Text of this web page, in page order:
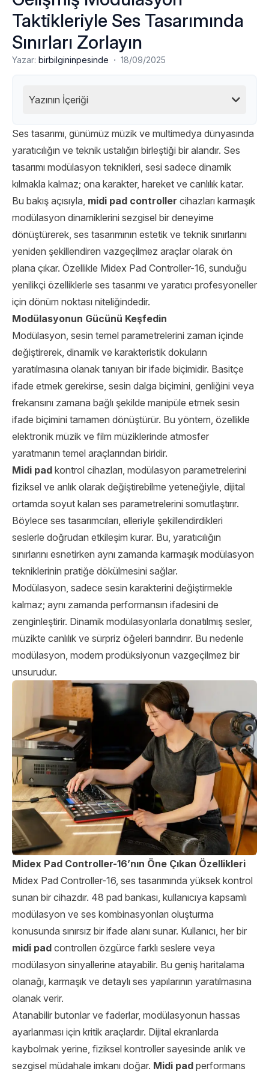
Taktikleriyle Ses Tasarımında
Sınırları Zorlayın
Yazar: birbilgininpesinde · 18/09/2025
Yazının İçeriği
Ses tasarımı, günümüz müzik ve multimedya dünyasında
yaratıcılığın ve teknik ustalığın birleştiği bir alandır. Ses
tasarımı modülasyon teknikleri, sesi sadece dinamik
kılmakla kalmaz; ona karakter, hareket ve canlılık katar.
Bu bakış açısıyla, midi pad controller cihazları karmaşık
modülasyon dinamiklerini sezgisel bir deneyime
dönüştürerek, ses tasarımının estetik ve teknik sınırlarını
yeniden şekillendiren vazgeçilmez araçlar olarak ön
plana çıkar. Özellikle Midex Pad Controller-16, sunduğu
yenilikçi özelliklerle ses tasarımı ve yaratıcı profesyoneller
için dönüm noktası niteliğindedir.
Modülasyonun Gücünü Keşfedin
Modülasyon, sesin temel parametrelerini zaman içinde
değiştirerek, dinamik ve karakteristik dokuların
yaratılmasına olanak tanıyan bir ifade biçimidir. Basitçe
ifade etmek gerekirse, sesin dalga biçimini, genliğini veya
frekansını zamana bağlı şekilde manipüle etmek sesin
ifade biçimini tamamen dönüştürür. Bu yöntem, özellikle
elektronik müzik ve film müziklerinde atmosfer
yaratmanın temel araçlarından biridir.
Midi pad kontrol cihazları, modülasyon parametrelerini
fiziksel ve anlık olarak değiştirebilme yeteneğiyle, dijital
ortamda soyut kalan ses parametrelerini somutlaştırır.
Böylece ses tasarımcıları, elleriyle şekillendirdikleri
seslerle doğrudan etkileşim kurar. Bu, yaratıcılığın
sınırlarını esnetirken aynı zamanda karmaşık modülasyon
tekniklerinin pratiğe dökülmesini sağlar.
Modülasyon, sadece sesin karakterini değiştirmekle
kalmaz; aynı zamanda performansın ifadesini de
zenginleştirir. Dinamik modülasyonlarla donatılmış sesler,
müzikte canlılık ve sürpriz öğeleri barındırır. Bu nedenle
modülasyon, modern prodüksiyonun vazgeçilmez bir
unsurudur.
Midex Pad Controller-16’nın Öne Çıkan Özellikleri
Midex Pad Controller-16, ses tasarımında yüksek kontrol
sunan bir cihazdır. 48 pad bankası, kullanıcıya kapsamlı
modülasyon ve ses kombinasyonları oluşturma
konusunda sınırsız bir ifade alanı sunar. Kullanıcı, her bir
midi pad controllerı özgürce farklı seslere veya
modülasyon sinyallerine atayabilir. Bu geniş haritalama
olanağı, karmaşık ve detaylı ses yapılarının yaratılmasına
olanak verir.
Atanabilir butonlar ve faderlar, modülasyonun hassas
ayarlanması için kritik araçlardır. Dijital ekranlarda
kaybolmak yerine, fiziksel kontroller sayesinde anlık ve
sezgisel müdahale imkanı doğar. Midi pad performans